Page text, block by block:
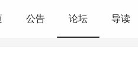
公告 论坛 导读